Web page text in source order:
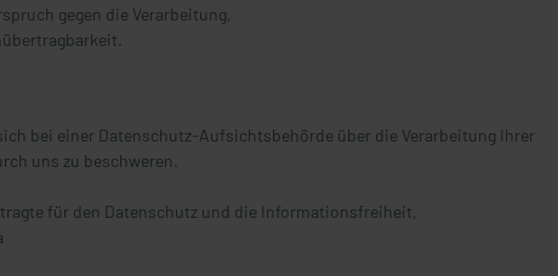
gegen die Verarbeitung,
bei einer Datenschutz-Aufsichtsbehörde über die Verarbeitung Ihrer
uns zu beschweren.
für den Datenschutz und die Informationsfreiheit,